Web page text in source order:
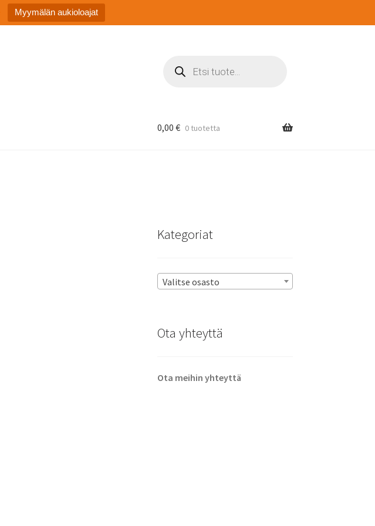
Myymälän aukioloajat
search
0,00 € 0 tuotetta
Kategoriat
Valitse osasto
Ota yhteyttä
Ota meihin yhteyttä